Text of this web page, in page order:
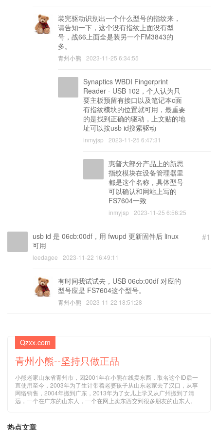
装完驱动识别出一个什么型号的指纹来，
请告知一下，这个没有指纹上面没有型
号，战66上面全是装另一个FM3843的
多。
青州小熊 2023-11-25 6:34:55
Synaptics WBDI Fingerprint
Reader - USB 102，个人认为只
要主板预留有接口以及笔记本c面
有指纹模块的位置就可用，最重要
的是找到正确的驱动，上文贴的地
址可以按usb id搜索驱动
inmyjsp 2023-11-25 6:47:31
惠普大部分产品上的新思
指纹模块在设备管理器里
都是这个名称，具体型号
可以确认和网站上写的
FS7604一致
inmyjsp 2023-11-25 6:56:25
#1
usb id 是 06cb:00df，用 fwupd 更新固件后 linux
可用
leedagee 2023-11-22 16:49:11
有时间我试试去，USB 06cb:00df 对应的
型号应是 FS7604这个型号。
青州小熊 2023-11-22 18:51:28
Qzxx.com
青州小熊--坚持只做正品
小熊老家山东省青州市，因2001年在小熊在线卖东西，取名这个ID后一
直使用至今，2003年为了生计带着老婆孩子从山东老家去了汉口，从事
网络销售，2004年搬到广东，2013年为了女儿上学又从广州搬到了清
远，一个在广东的山东人，一个在网上卖东西交到很多朋友的山东人。
热点文章